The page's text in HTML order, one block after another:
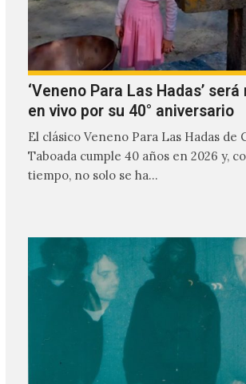
‘Veneno Para Las Hadas’
en vivo por su 40° aniversario
El clásico Veneno Para Las Hadas de
Taboada cumple 40 años en 2026 y,
tiempo, no solo se ha…